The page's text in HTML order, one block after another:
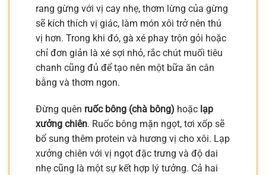
rang gừng với vị cay nhẹ, thơm lừng của gừng
sẽ kích thích vị giác, làm món xôi trở nên thú
vị hơn. Trong khi đó, gà xé phay trộn gỏi hoặc
chỉ đơn giản là xé sợi nhỏ, rắc chút muối tiêu
chanh cũng đủ để tạo nên một bữa ăn cân
bằng và thơm ngon.
Đừng quên ruốc bông (chà bông) hoặc lạp
xưởng chiên. Ruốc bông mặn ngọt, tơi xốp sẽ
bổ sung thêm protein và hương vị cho xôi. Lạp
xưởng chiên với vị ngọt đặc trưng và độ dai
nhẹ cũng là một sự kết hợp lý tưởng. Cả hai